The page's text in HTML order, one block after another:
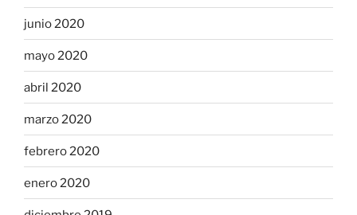
junio 2020
mayo 2020
abril 2020
marzo 2020
febrero 2020
enero 2020